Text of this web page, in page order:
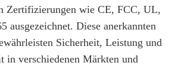
Zertifizierungen wie CE, FCC, UL,
ausgezeichnet. Diese anerkannten
Sicherheit, Leistung und
in verschiedenen Märkten und